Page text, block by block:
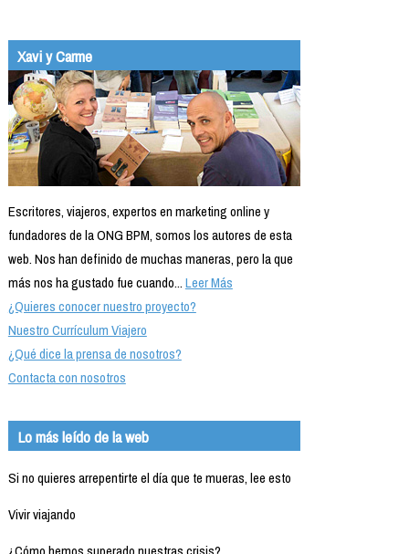
Xavi y Carme
Escritores, viajeros, expertos en marketing online y
fundadores de la ONG BPM, somos los autores de esta
web. Nos han definido de muchas maneras, pero la que
más nos ha gustado fue cuando...Leer Más
¿Quieres conocer nuestro proyecto?
Nuestro Currículum Viajero
¿Qué dice la prensa de nosotros?
Contacta con nosotros
Lo más leído de la web
Si no quieres arrepentirte el día que te mueras, lee esto
Vivir viajando